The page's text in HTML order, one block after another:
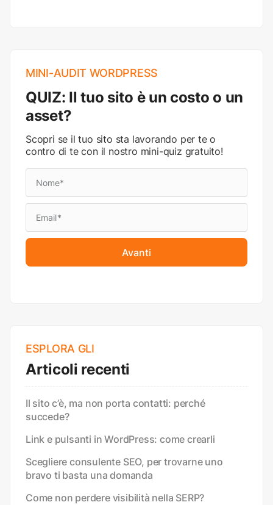
MINI-AUDIT WORDPRESS
QUIZ: Il tuo sito è un costo o un
asset?
Scopri se il tuo sito sta lavorando per te o
contro di te con il nostro mini-quiz gratuito!
Avanti
ESPLORA GLI
Articoli recenti
Il sito c’è, ma non porta contatti: perché
succede?
Link e pulsanti in WordPress: come crearli
Scegliere consulente SEO, per trovarne uno
bravo ti basta una domanda
Come non perdere visibilità nella SERP?